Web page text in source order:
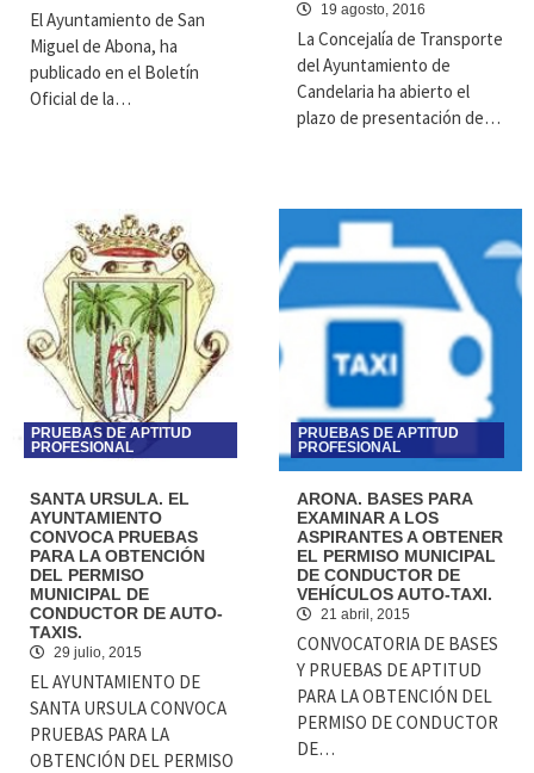
El Ayuntamiento de San
Miguel de Abona, ha
publicado en el Boletín
Oficial de la…
19 agosto, 2016
La Concejalía de Transporte
del Ayuntamiento de
Candelaria ha abierto el
plazo de presentación de…
PRUEBAS DE APTITUD
PROFESIONAL
SANTA URSULA. EL
AYUNTAMIENTO
CONVOCA PRUEBAS
PARA LA OBTENCIÓN
DEL PERMISO
MUNICIPAL DE
CONDUCTOR DE AUTO-
TAXIS.
29 julio, 2015
EL AYUNTAMIENTO DE
SANTA URSULA CONVOCA
PRUEBAS PARA LA
OBTENCIÓN DEL PERMISO
PRUEBAS DE APTITUD
PROFESIONAL
ARONA. BASES PARA
EXAMINAR A LOS
ASPIRANTES A OBTENER
EL PERMISO MUNICIPAL
DE CONDUCTOR DE
VEHÍCULOS AUTO-TAXI.
21 abril, 2015
CONVOCATORIA DE BASES
Y PRUEBAS DE APTITUD
PARA LA OBTENCIÓN DEL
PERMISO DE CONDUCTOR
DE…